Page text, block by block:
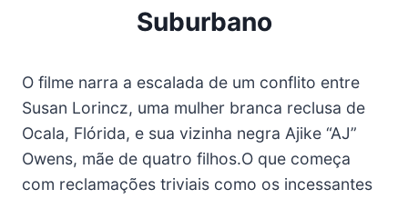
Suburbano
O filme narra a escalada de um conflito entre
Susan Lorincz, uma mulher branca reclusa de
Ocala, Flórida, e sua vizinha negra Ajike “AJ”
Owens, mãe de quatro filhos.O que começa
com reclamações triviais como os incessantes